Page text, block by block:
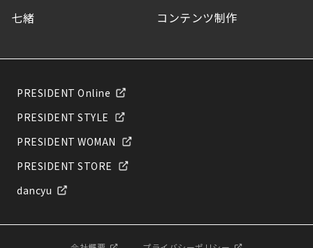
七緒
コンテンツ制作
PRESIDENT Online
PRESIDENT STYLE
PRESIDENT WOMAN
PRESIDENT STORE
dancyu